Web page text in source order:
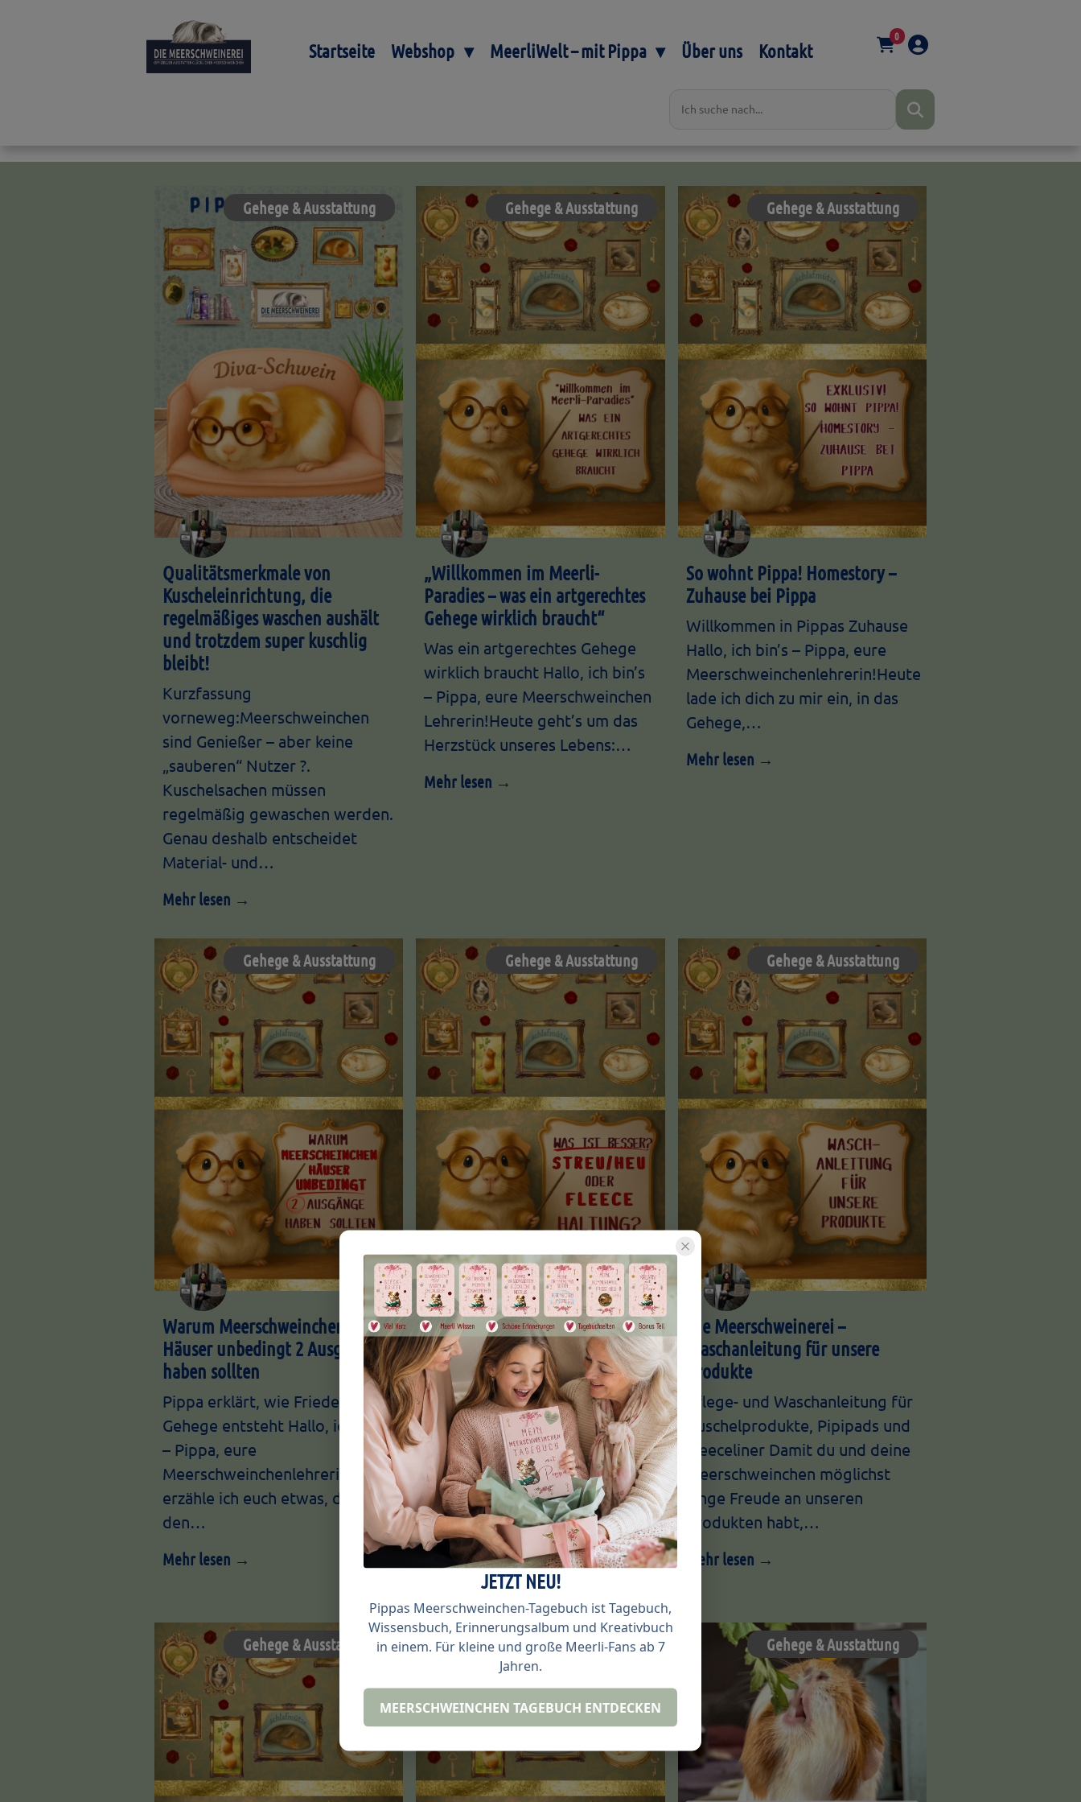
Startseite Webshop MeerliWelt – mit Pippa Über uns Kontakt
0
Gehege & Ausstattung
Qualitätsmerkmale von
Kuscheleinrichtung, die
regelmäßiges waschen aushält
und trotzdem super kuschlig
bleibt!
Kurzfassung
vorneweg:Meerschweinchen
sind Genießer – aber keine
„sauberen“ Nutzer ?.
Kuschelsachen müssen
regelmäßig gewaschen werden.
Genau deshalb entscheidet
Material- und…
Mehr lesen →
Gehege & Ausstattung
„Willkommen im Meerli-
Paradies – was ein artgerechtes
Gehege wirklich braucht“
Was ein artgerechtes Gehege
wirklich braucht Hallo, ich bin’s
– Pippa, eure Meerschweinchen
Lehrerin!Heute geht’s um das
Herzstück unseres Lebens:…
Mehr lesen →
Gehege & Ausstattung
So wohnt Pippa! Homestory –
Zuhause bei Pippa
Willkommen in Pippas Zuhause
Hallo, ich bin’s – Pippa, eure
Meerschweinchenlehrerin!Heute
lade ich dich zu mir ein, in das
Gehege,…
Mehr lesen →
Gehege & Ausstattung
Warum Meerschweinchen
Häuser unbedingt 2 Ausgänge
haben sollten
Pippa erklärt, wie Frieden im
Gehege entsteht Hallo, ich bin’s
– Pippa, eure
Meerschweinchenlehrerin.Heute
erzähle ich euch etwas, das auf
den…
Mehr lesen →
Gehege & Ausstattung
Was ist besser? Fleece- oder
Heu/Streuhaltung. Pippa klärt
auf
Fleecehaltung oder Streu &
Heu? Pippa vergleicht zwei
Wohnwelten Hallo, ich bin’s –
Pippa, eure
Meerschweinchenlehrerin.Immer
wieder wird darüber diskutiert,
was…
Mehr lesen →
Gehege & Ausstattung
Die Meerschweinerei –
Waschanleitung für unsere
Produkte
Pflege- und Waschanleitung für
Kuschelprodukte, Pipipads und
Fleeceliner Damit du und deine
Meerschweinchen möglichst
lange Freude an unseren
Produkten habt,…
Mehr lesen →
Gehege & Ausstattung Gehege & Ausstattung Gehege & Ausstattung
JETZT NEU!
Pippas Meerschweinchen-Tagebuch ist Tagebuch,
Wissensbuch, Erinnerungsalbum und Kreativbuch
in einem. Für kleine und große Meerli-Fans ab 7
Jahren.
MEERSCHWEINCHEN TAGEBUCH ENTDECKEN